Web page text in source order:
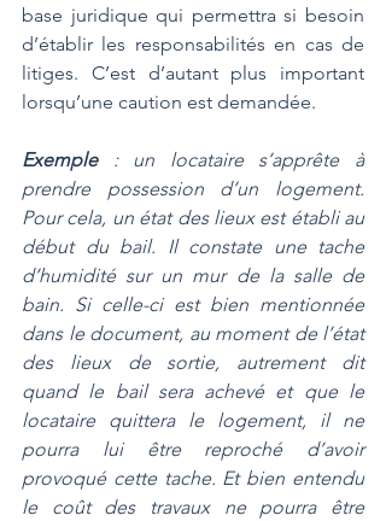
base juridique qui permettra si besoin
d’établir les responsabilités en cas de
litiges. C’est d’autant plus important
lorsqu’une caution est demandée.
Exemple : un locataire s’apprête à
prendre possession d’un logement.
Pour cela, un état des lieux est établi au
début du bail. Il constate une tache
d’humidité sur un mur de la salle de
bain. Si celle-ci est bien mentionnée
dans le document, au moment de l’état
des lieux de sortie, autrement dit
quand le bail sera achevé et que le
locataire quittera le logement, il ne
pourra lui être reproché d’avoir
provoqué cette tache. Et bien entendu
le coût des travaux ne pourra être